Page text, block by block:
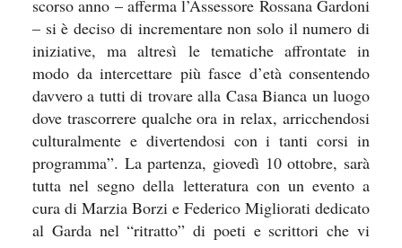
scorso anno – afferma l’Assessore Rossana Gardoni
– si è deciso di incrementare non solo il numero di
iniziative, ma altresì le tematiche affrontate in
modo da intercettare più fasce d’età consentendo
davvero a tutti di trovare alla Casa Bianca un luogo
dove trascorrere qualche ora in relax, arricchendosi
culturalmente e divertendosi con i tanti corsi in
programma”. La partenza, giovedì 10 ottobre, sarà
tutta nel segno della letteratura con un evento a
cura di Marzia Borzi e Federico Migliorati dedicato
al Garda nel “ritratto” di poeti e scrittori che vi